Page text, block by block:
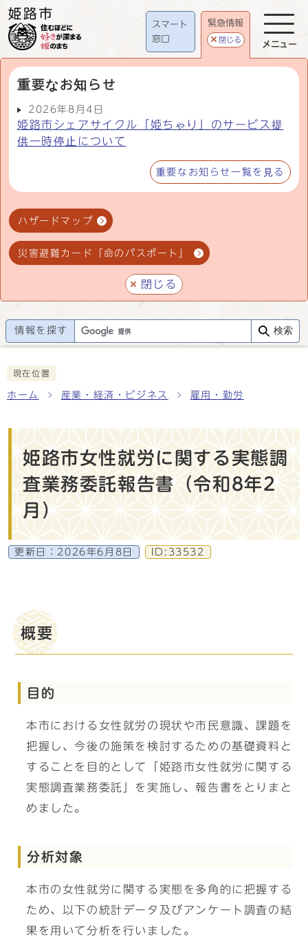
スマート
窓口
緊急情報
閉じる
重要なお知らせ
2026年8月4日
姫路市シェアサイクル「姫ちゃり」のサービス提
供一時停止について
重要なお知らせ一覧を見る
ハザードマップ
災害避難カード「命のパスポート」
閉じる
メニュー
情報を探す 検索
現在位置
ホーム 産業・経済・ビジネス 雇用・勤労
姫路市女性就労に関する実態調
査業務委託報告書（令和8年2
月）
更新日： 2026年6月8日 ID:33532
概要
目的
本市における女性就労の現状や市民意識、課題を
把握し、今後の施策を検討するための基礎資料と
することを目的として「姫路市女性就労に関する
実態調査業務委託」を実施し、報告書をとりまと
めました。
分析対象
本市の女性就労に関する実態を多角的に把握する
ため、以下の統計データ及びアンケート調査の結
果を用いて分析を行いました。